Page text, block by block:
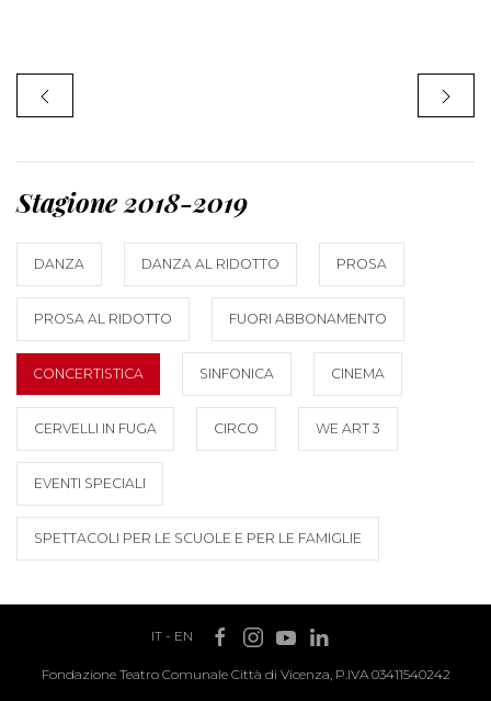
Stagione 2018-2019
DANZA DANZA AL RIDOTTO PROSA
PROSA AL RIDOTTO FUORI ABBONAMENTO
CONCERTISTICA SINFONICA CINEMA
CERVELLI IN FUGA CIRCO WE ART 3
EVENTI SPECIALI
SPETTACOLI PER LE SCUOLE E PER LE FAMIGLIE
IT- EN
Fondazione Teatro Comunale Città di Vicenza, P.IVA 03411540242